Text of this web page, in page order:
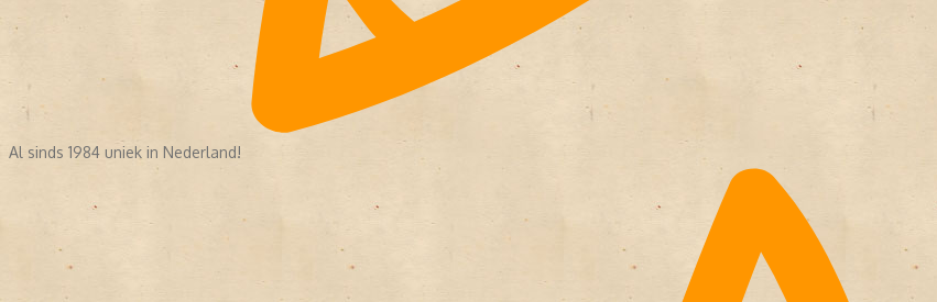
Al sinds 1984 uniek in Nederland!